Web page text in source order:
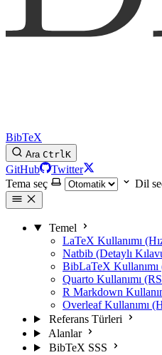
BibTeX
Ara CtrlK
GitHub
Twitter
Tema seç
Dil
Temel
LaTeX Kullanımı
Natbib (Detaylı
BibLaTeX Kullanımı
Quarto Kullanımı
R Markdown
Overleaf Kullanımı
Referans Türleri
Alanlar
BibTeX SSS